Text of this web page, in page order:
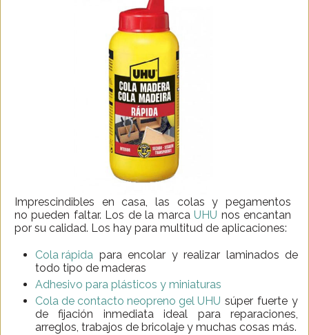
Imprescindibles en casa, las colas y pegamentos
no pueden faltar. Los de la marcaUHU nos encantan
por su calidad. Los hay para multitud de aplicaciones:
Cola rápida para encolar y realizar laminados de
todo tipo de maderas
Adhesivo para plásticos y miniaturas
Cola de contacto neopreno gel UHU súper fuerte y
de fijación inmediata ideal para reparaciones,
arreglos, trabajos de bricolaje y muchas cosas más.